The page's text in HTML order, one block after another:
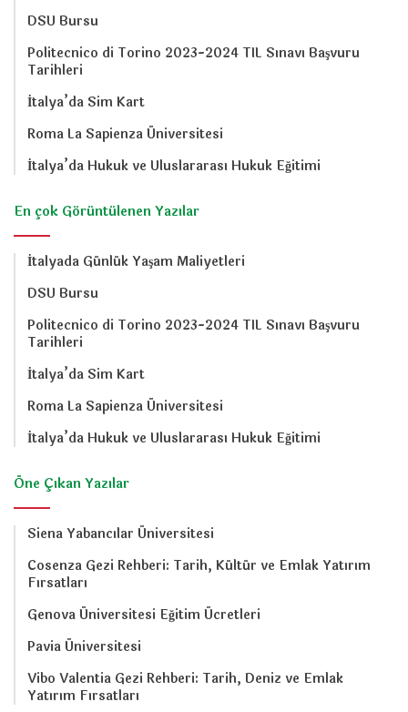
DSU Bursu
Politecnico di Torino 2023-2024 TIL Sınavı Başvuru
Tarihleri
İtalya’da Sim Kart
Roma La Sapienza Üniversitesi
İtalya’da Hukuk ve Uluslararası Hukuk Eğitimi
En çok Görüntülenen Yazılar
İtalyada Günlük Yaşam Maliyetleri
DSU Bursu
Politecnico di Torino 2023-2024 TIL Sınavı Başvuru
Tarihleri
İtalya’da Sim Kart
Roma La Sapienza Üniversitesi
İtalya’da Hukuk ve Uluslararası Hukuk Eğitimi
Öne Çıkan Yazılar
Siena Yabancılar Üniversitesi
Cosenza Gezi Rehberi: Tarih, Kültür ve Emlak Yatırım
Fırsatları
Genova Üniversitesi Eğitim Ücretleri
Pavia Üniversitesi
Vibo Valentia Gezi Rehberi: Tarih, Deniz ve Emlak
Yatırım Fırsatları